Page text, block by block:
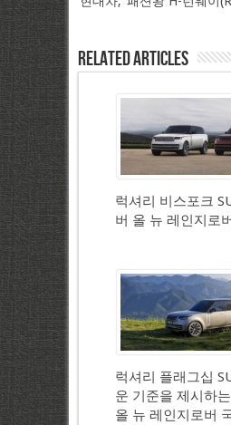
Related Articles
럭셔리 비스포크
버 올 뉴 레인지로
럭셔리 플래그십
운 기준을 제시하
올 뉴 레인지로버